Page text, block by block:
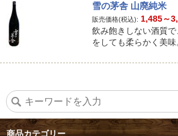
雪の茅舎 山廃純米
販売価格(税込): 1,485～
飲み飽きしない酒質
をしても柔らかく美味
商品カテゴリー